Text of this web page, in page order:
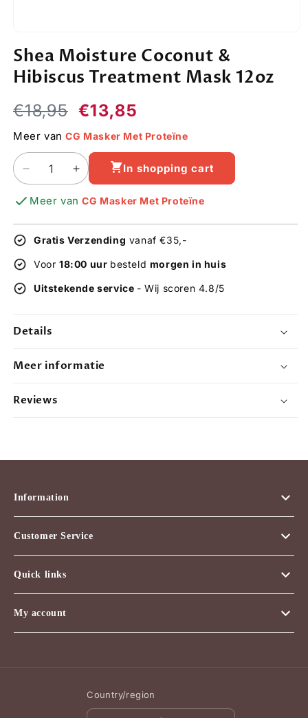
media
1
modal
Shea Moisture Coconut &
Hibiscus Treatment Mask 12oz
Regular
price
€18,95
Sale
€13,85
Meer vanCG Masker Met Proteïne
Decrease
quantity
for
Coconut
&amp;
Treatment
Increase
quantity
for
Coconut
&amp;
Treatment
In shopping cart
Meer vanCG Masker Met Proteïne
Gratis Verzending vanaf €35,-
Voor 18:00 uur besteld morgen in huis
Uitstekende service - Wij scoren 4.8/5
Details
Meer informatie
Reviews
Information
Customer Service
Quick links
My account
Country/region